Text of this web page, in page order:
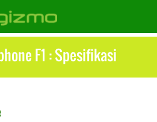
F1 : Spesifikasi